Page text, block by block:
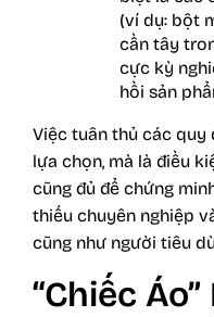
(ví dụ: bột
cần tây
cực kỳ
hồi sản
Việc tuân thủ các quy
lựa chọn, mà là điều
cũng đủ để chứng
thiếu chuyên nghiệp
cũng như người tiêu
“Chiếc